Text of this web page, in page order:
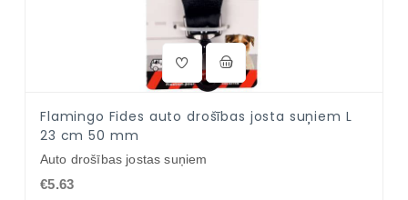
Flamingo Fides auto drošības josta suņiem L
23 cm 50 mm
Auto drošības jostas suņiem
€5.63